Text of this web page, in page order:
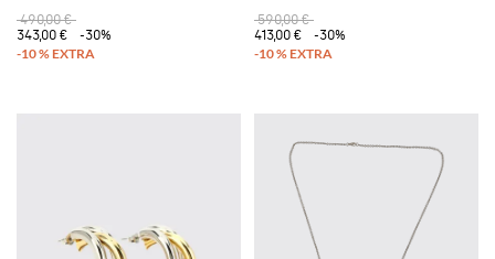
490,00 €
343,00 €
-30%
590,00 €
413,00 €
-30%